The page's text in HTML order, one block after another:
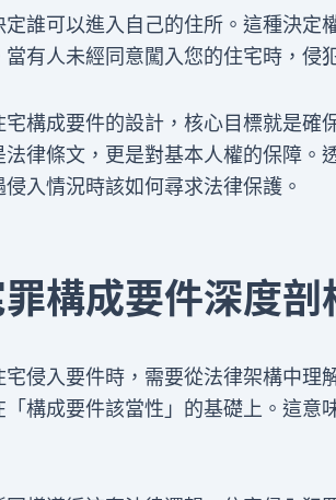
誰可以進入自己的住所。這種決定
有人未經同意闖入您的住宅時，侵
宅構成要件的設計，核心目標就是
律條文，更是對基本人權的保障。
入情況時該如何尋求法律保護。
構成要件深度剖
宅侵入要件時，需要從法律架構中
構成要件該當性」的基礎上。這